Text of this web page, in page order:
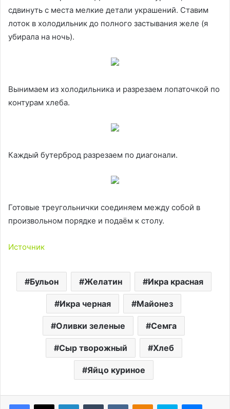
сдвинуть с места мелкие детали украшений. Ставим
лоток в холодильник до полного застывания желе (я
убирала на ночь).
Вынимаем из холодильника и разрезаем лопаточкой по
контурам хлеба.
Каждый бутерброд разрезаем по диагонали.
Готовые треугольнички соединяем между собой в
произвольном порядке и подаём к столу.
Источник
Бульон Желатин Икра красная
Икра черная Майонез
Оливки зеленые Семга
Сыр творожный Хлеб
Яйцо куриное
LinkedInTumblr ВконтактеОдноклассники
Skype